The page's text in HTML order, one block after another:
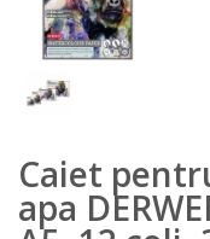
Caiet
apa